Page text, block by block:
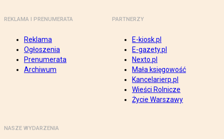
REKLAMA I PRENUMERATA
Reklama
Ogłoszenia
Prenumerata
Archiwum
PARTNERZY
E-kiosk.pl
E-gazety.pl
Nexto.pl
Mała księgowość
Kancelarierp.pl
Wieści Rolnicze
Życie Warszawy
NASZE WYDARZENIA